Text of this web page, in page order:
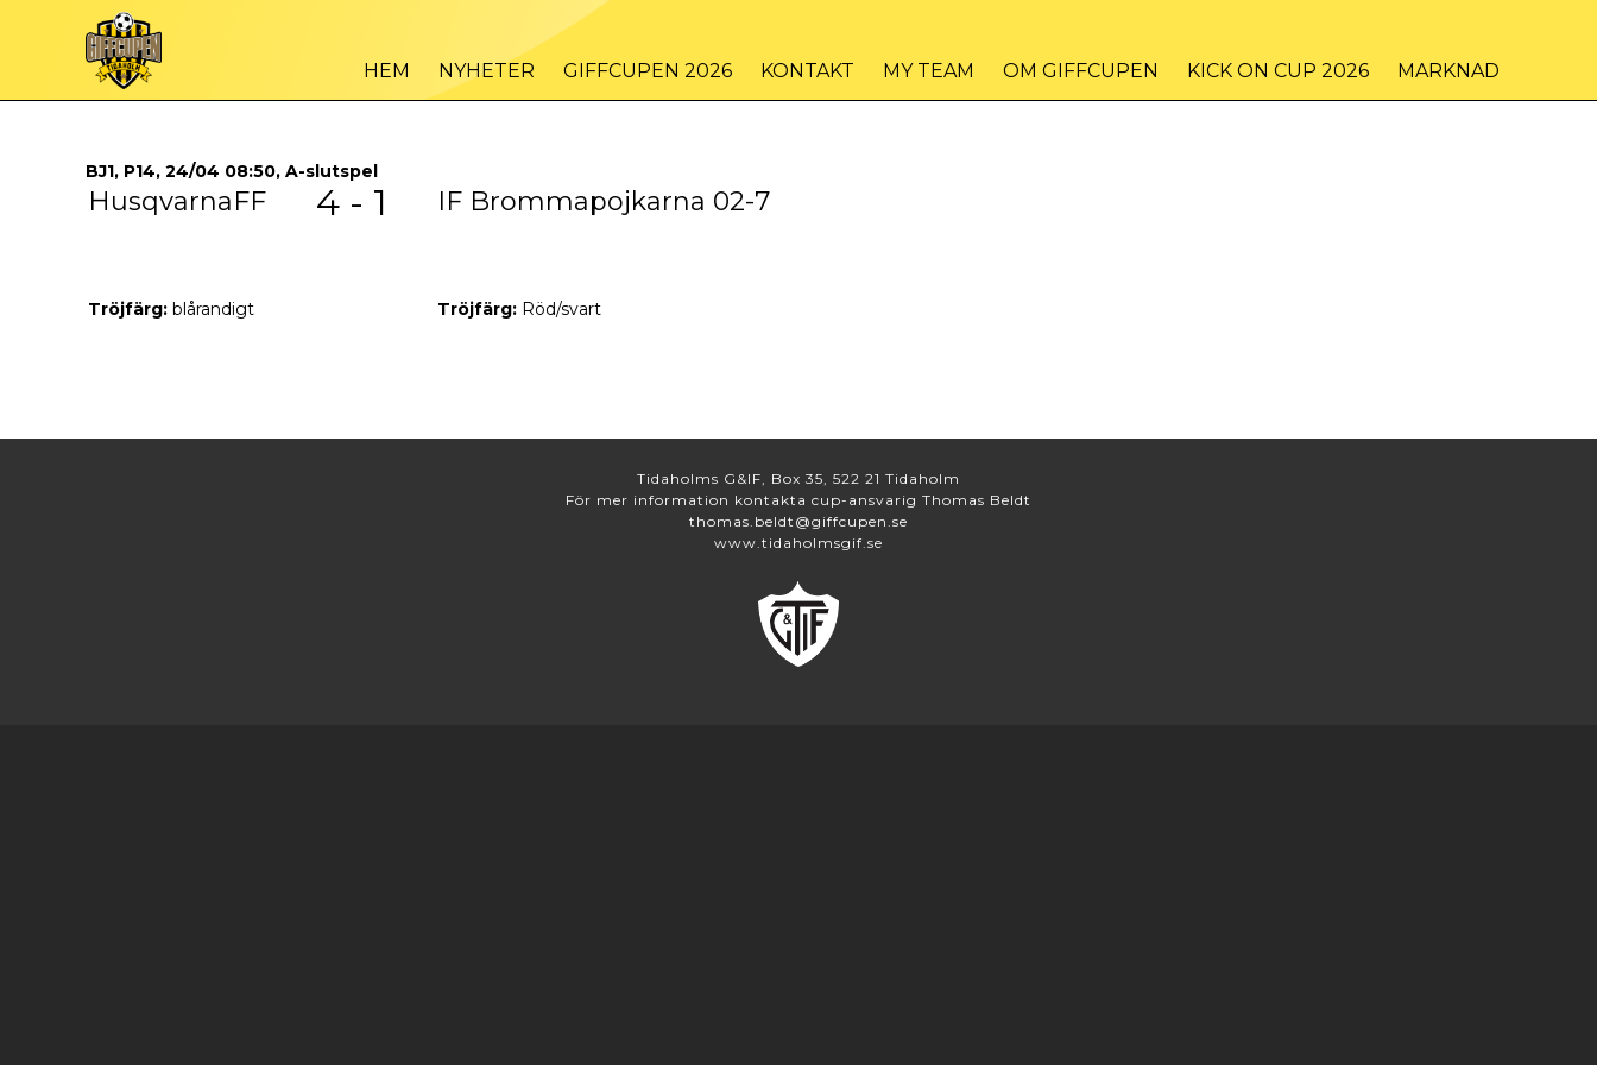
HEM NYHETER GIFFCUPEN 2026 KONTAKT MY TEAM OM GIFFCUPEN KICK ON CUP 2026 MARKNAD
BJ1, P14, 24/04 08:50, A-slutspel
HusqvarnaFF 4 - 1 IF Brommapojkarna 02-7
Tröjfärg: blårandigt Tröjfärg: Röd/svart
Tidaholms G&IF, Box 35, 522 21 Tidaholm
För mer information kontakta cup-ansvarig Thomas Beldt
thomas.beldt@giffcupen.se
www.tidaholmsgif.se